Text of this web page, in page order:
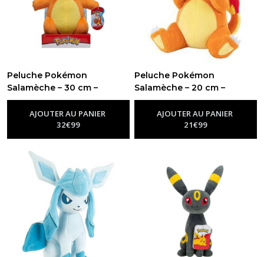
Peluche Pokémon
Salamèche – 30 cm –
Jazwares-Peluche Pokémon
AJOUTER AU PANIER
32€99
Peluche Pokémon
Salamèche – 20 cm –
Jazwares-Peluche Pokémon
AJOUTER AU PANIER
21€99